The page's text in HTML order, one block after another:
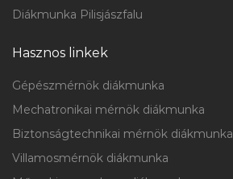
Diákmunka Pilisjászfalu
Hasznos linkek
Gépészmérnök diákmunka
Mechatronikai mérnök diákmunka
Biztonságtechnikai mérnök diákmunka
Villamosmérnök diákmunka